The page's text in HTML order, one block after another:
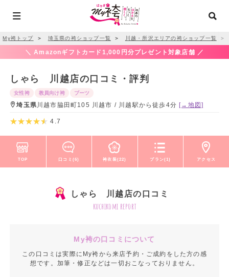
My袴トップ ＞ 埼玉県の袴ショップ一覧 ＞ 川越・所沢エリアの袴ショップ一覧 ＞
＼ Amazonギフトカード1,000円分プレゼント対象店舗 ／
しゃら 川越店の口コミ・評判
女性袴 教員向け袴 ブーツ
埼玉県 川越市脇田町105 川越市 / 川越駅から徒歩4分[→地図]
4.7
TOP 口コミ(6) 袴衣装(22) プラン(1) アクセス
しゃら 川越店の口コミ
kuchikomi report
My袴の口コミについて
この口コミは実際にMy袴から来店予約・ご成約をした方の感
想です。加筆・修正などは一切おこなっておりません。